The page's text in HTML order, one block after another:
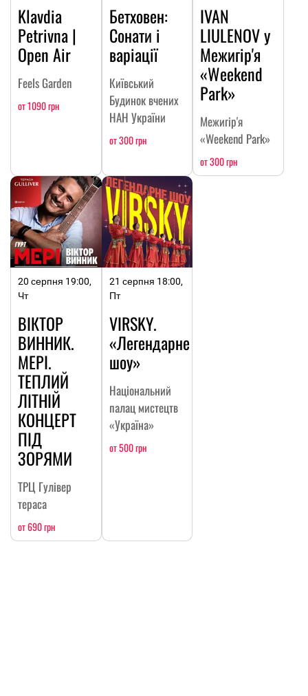
Klavdia
Petrivna |
Open Air
Feels Garden
от 1090 грн
Бетховен:
Сонати і
варіації
Київський
Будинок вчених
НАН України
от 300 грн
IVAN
LIULENOV у
Межигір'я
«Weekend
Park»
Межигір'я
«Weekend Park»
от 300 грн
20 серпня 19:00,
Чт
ВІКТОР
ВИННИК.
МЕРІ.
ТЕПЛИЙ
ЛІТНІЙ
КОНЦЕРТ
ПІД
ЗОРЯМИ
ТРЦ Гулівер
тераса
от 690 грн
21 серпня 18:00,
Пт
VIRSKY.
«Легендарне
шоу»
Національний
палац мистецтв
«Україна»
от 500 грн